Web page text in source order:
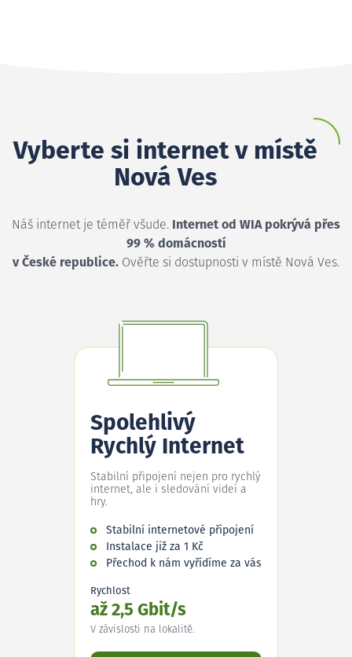
Vyberte si internet v místě
Nová Ves
Náš internet je téměř všude. Internet od WIA pokrývá přes
99 % domácností
v České republice. Ověřte si dostupnosti v místě Nová Ves.
Spolehlivý
Rychlý Internet
Stabilní připojení nejen pro rychlý
internet, ale i sledování videí a
hry.
Stabilní internetové připojení
Instalace již za 1 Kč
Přechod k nám vyřídíme za vás
Rychlost
až 2,5 Gbit/s
V závislosti na lokalitě.